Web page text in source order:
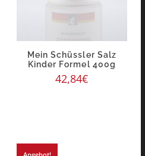
Mein Schüssler Salz
Kinder Formel 400g
42,84€